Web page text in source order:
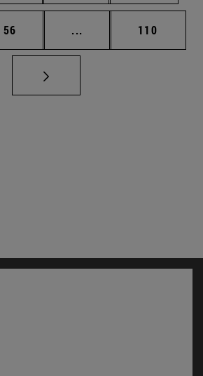
Página
56 ... Páginas intermedias
Página
110